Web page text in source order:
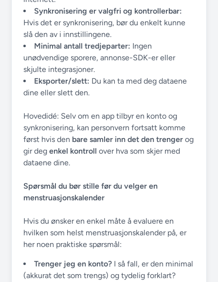
Synkronisering er valgfri og kontrollerbar:
Hvis det er synkronisering, bør du enkelt kunne
slå den av i innstillingene.
Minimal antall tredjeparter: Ingen
unødvendige sporere, annonse-SDK-er eller
skjulte integrasjoner.
Eksporter/slett: Du kan ta med deg dataene
dine eller slett den.
Hovedidé: Selv om en app tilbyr en konto og
synkronisering, kan personvern fortsatt komme
først hvis den bare samler inn det den trenger og
gir deg enkel kontroll over hva som skjer med
dataene dine.
Spørsmål du bør stille før du velger en
menstruasjonskalender
Hvis du ønsker en enkel måte å evaluere en
hvilken som helst menstruasjonskalender på, er
her noen praktiske spørsmål:
Trenger jeg en konto? I så fall, er den minimal
(akkurat det som trengs) og tydelig forklart?